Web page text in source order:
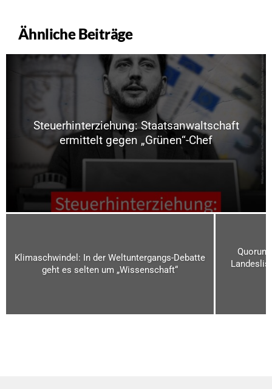
Ähnliche Beiträge
Steuerhinterziehung: Staatsanwaltschaft
ermittelt gegen „Grünen“-Chef
Klimaschwindel: In der Weltuntergangs-Debatte
geht es selten um „Wissenschaft“
Quorum